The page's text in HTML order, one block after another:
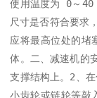
使用温度为 0～40
尺寸是否符合要求
应将最高位处的堵
体。二、减速机的
支撑结构上。2、
小齿轮或链轮等敲